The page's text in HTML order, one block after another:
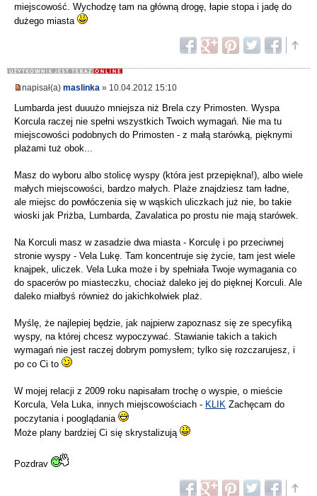
miejscowość. Wychodzę tam na główną drogę, łapie stopa i jadę do
dużego miasta
napisał(a) maslinka » 10.04.2012 15:10
Lumbarda jest duuużo mniejsza niż Brela czy Primosten. Wyspa
Korcula raczej nie spełni wszystkich Twoich wymagań. Nie ma tu
miejscowości podobnych do Primosten - z małą starówką, pięknymi
plażami tuż obok...
Masz do wyboru albo stolicę wyspy (która jest przepiękna!), albo wiele
małych miejscowości, bardzo małych. Plaże znajdziesz tam ładne,
ale miejsc do powłóczenia się w wąskich uliczkach już nie, bo takie
wioski jak Priżba, Lumbarda, Zavalatica po prostu nie mają starówek.
Na Korculi masz w zasadzie dwa miasta - Korculę i po przeciwnej
stronie wyspy - Vela Lukę. Tam koncentruje się życie, tam jest wiele
knajpek, uliczek. Vela Luka może i by spełniała Twoje wymagania co
do spacerów po miasteczku, chociaż daleko jej do pięknej Korculi. Ale
daleko miałbyś również do jakichkolwiek plaż.
Myślę, że najlepiej będzie, jak najpierw zapoznasz się ze specyfiką
wyspy, na której chcesz wypoczywać. Stawianie takich a takich
wymagań nie jest raczej dobrym pomysłem; tylko się rozczarujesz, i
po co Ci to
W mojej relacji z 2009 roku napisałam trochę o wyspie, o mieście
Korcula, Vela Luka, innych miejscowościach - KLIK Zachęcam do
poczytania i pooglądania
Może plany bardziej Ci się skrystalizują
Pozdrav